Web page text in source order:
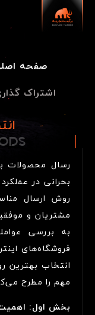
صفحه
اشتراک
DS
رسال محصولات
بحرانی در
روش ارسال
مشتریان و
به بررسی
فروشگاه‌های
انتخاب بهترین
مهم را مطرح
بخش اول: اهمیت